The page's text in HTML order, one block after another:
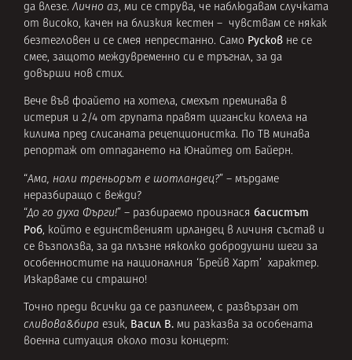
да влезе. Лично аз, ми се струва, че наблюдавам случката
от високо, качен на близкия кестен – чувствам се някак
безтегловен и се смея непрестанно. Само Русков не се
смее, защото междувременно си е тръгнал, за да
довърши нов стих.
Вече във фоайето на хотела, смехът преминава в
истерия и 2/4 от групата правят цигански колела на
килима пред слисаната рецепционистка. По ТВ минава
репортаж от отпадането на Юнайтед от Байерн.
“Ама, нали треньорът е шотландец?” – мърдаме
неразбиращо с вежди?
“До го духа Фърги!” – разбираемо произнася басистът
Роб, който е единственият ирландец в личиня състав и
се възползва, за да плъзне няколко добродушни шеги за
особенностите на националния ‘Брейв Харт’ характер.
Изкарваме си страшно!
Точно преди всички да се разпилеем, с развързан от
сливова&бира език, Васил В. ми разказва за особената
военна ситуация около този концерт: